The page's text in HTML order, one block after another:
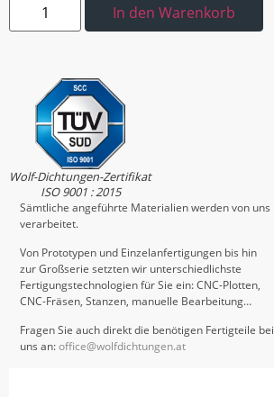
In den Warenkorb
Wolf-Dichtungen-Zertifikat
ISO 9001 : 2015
Sämtliche angeführte Materialien werden von uns
verarbeitet.
Von Prototypen und Einzelanfertigungen bis hin
zur Großserie setzten wir unterschiedlichste
Fertigungstechnologien für Sie ein: CNC-Plotten,
CNC-Fräsen, Stanzen, manuelle Bearbeitung…
Fragen Sie auch direkt die benötigen Fertigteile bei
uns an:office@wolfdichtungen.at